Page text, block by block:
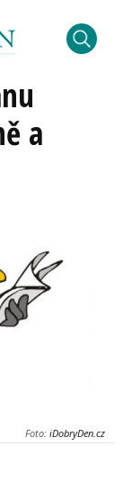
a
Foto: iDobryDen.cz